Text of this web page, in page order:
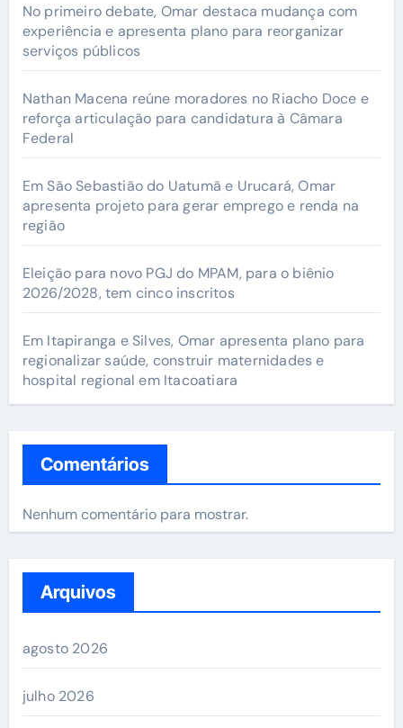
No primeiro debate, Omar destaca mudança com
experiência e apresenta plano para reorganizar
serviços públicos
Nathan Macena reúne moradores no Riacho Doce e
reforça articulação para candidatura à Câmara
Federal
Em São Sebastião do Uatumã e Urucará, Omar
apresenta projeto para gerar emprego e renda na
região
Eleição para novo PGJ do MPAM, para o biênio
2026/2028, tem cinco inscritos
Em Itapiranga e Silves, Omar apresenta plano para
regionalizar saúde, construir maternidades e
hospital regional em Itacoatiara
Comentários
Nenhum comentário para mostrar.
Arquivos
agosto 2026
julho 2026